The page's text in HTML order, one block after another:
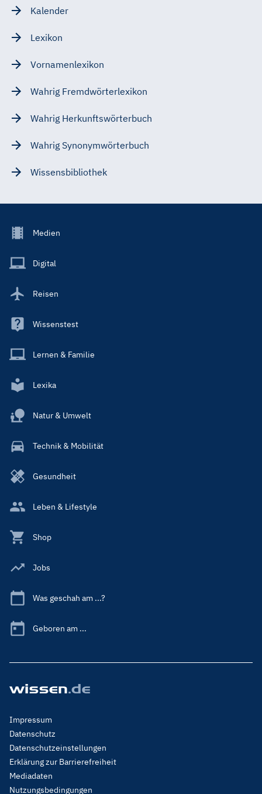
Kalender
Lexikon
Vornamenlexikon
Wahrig Fremdwörterlexikon
Wahrig Herkunftswörterbuch
Wahrig Synonymwörterbuch
Wissensbibliothek
Footer
Main
Medien
Digital
Reisen
Wissenstest
Lernen & Familie
Lexika
Natur & Umwelt
Technik & Mobilität
Gesundheit
Leben & Lifestyle
Shop
Jobs
Was geschah am ...?
Geboren am ...
Footer
Menu
Legal
Impressum
Datenschutz
Datenschutzeinstellungen
Erklärung zur Barrierefreiheit
Mediadaten
Nutzungsbedingungen